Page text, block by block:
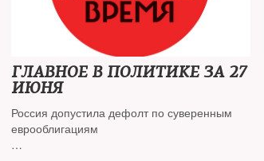
Суд заменил участнице Pussy Riot Люсе
Штейн ограничение свободы на реальный
ГЛАВНОЕ В ПОЛИТИКЕ ЗА 27
ИЮНЯ
Россия допустила дефолт по суверенным
еврооблигациям